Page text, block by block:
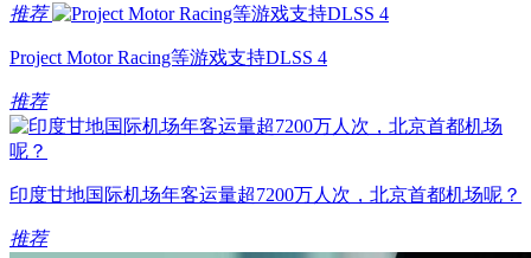
推荐
Project Motor Racing等游戏支持DLSS 4
推荐
印度甘地国际机场年客运量超7200万人次，北京首都机场呢？
推荐